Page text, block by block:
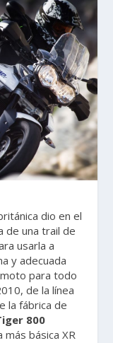
dio en el
de una trail de
usarla a
y adecuada
para todo
de la línea
la fábrica de
800
básica XR